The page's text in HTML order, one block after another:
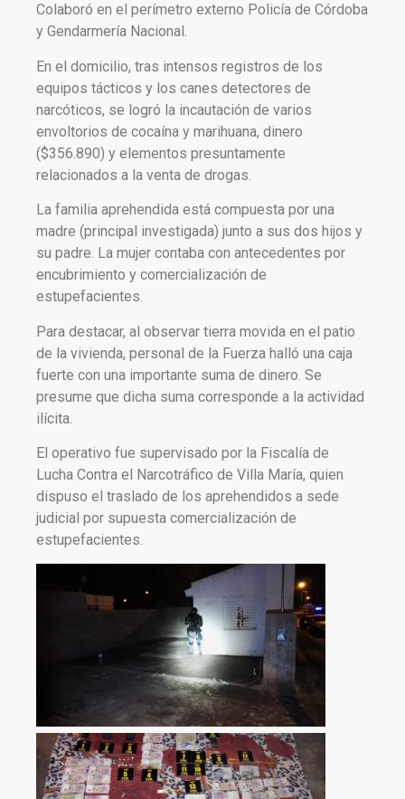
Colaboró en el perímetro externo Policía de Córdoba
y Gendarmería Nacional.
En el domicilio, tras intensos registros de los
equipos tácticos y los canes detectores de
narcóticos, se logró la incautación de varios
envoltorios de cocaína y marihuana, dinero
($356.890) y elementos presuntamente
relacionados a la venta de drogas.
La familia aprehendida está compuesta por una
madre (principal investigada) junto a sus dos hijos y
su padre. La mujer contaba con antecedentes por
encubrimiento y comercialización de
estupefacientes.
Para destacar, al observar tierra movida en el patio
de la vivienda, personal de la Fuerza halló una caja
fuerte con una importante suma de dinero. Se
presume que dicha suma corresponde a la actividad
ilícita.
El operativo fue supervisado por la Fiscalía de
Lucha Contra el Narcotráfico de Villa María, quien
dispuso el traslado de los aprehendidos a sede
judicial por supuesta comercialización de
estupefacientes.